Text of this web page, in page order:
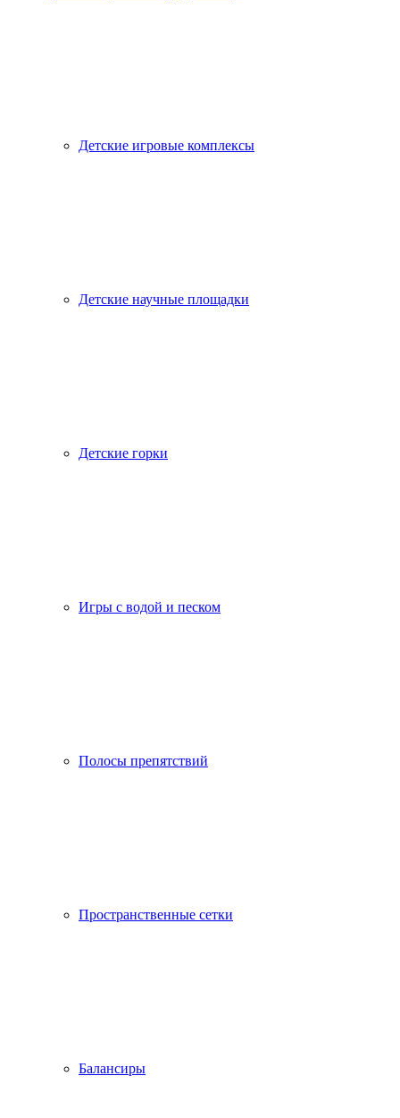
Детские игровые комплексы
Детские научные площадки
Детские горки
Игры с водой и песком
Полосы препятствий
Пространственные сетки
Балансиры